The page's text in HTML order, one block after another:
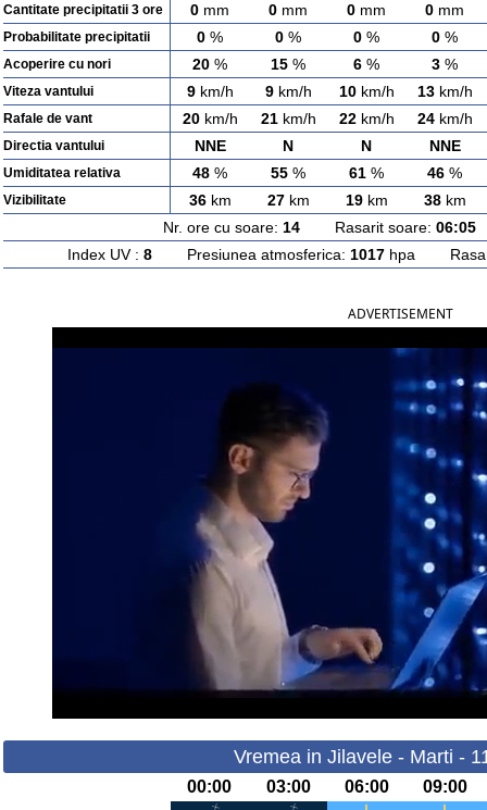
Cantitate precipitatii 3 ore 0 mm 0 mm 0 mm 0 mm
Probabilitate precipitatii 0 % 0 % 0 % 0 %
Acoperire cu nori 20 % 15 % 6 % 3 %
Viteza vantului 9km/h 9km/h 10km/h 13km/h
Rafale de vant 20km/h 21km/h 22km/h 24km/h
Directia vantului NNE N N NNE
Umiditatea relativa 48 % 55 % 61 % 46 %
Vizibilitate 36km 27km 19km 38km
Nr. ore cu soare: 14Rasarit soare: 06:05
Index UV : 8Presiunea atmosferica: 1017hpa
ADVERTISEMENT
Vremea in Jilavele - Marti -
00:00 03:00 06:00 09:00